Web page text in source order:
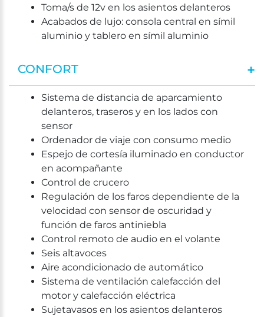
Toma/s de 12v en los asientos delanteros
Acabados de lujo: consola central en símil
aluminio y tablero en símil aluminio
CONFORT
Sistema de distancia de aparcamiento
delanteros, traseros y en los lados con
sensor
Ordenador de viaje con consumo medio
Espejo de cortesía iluminado en conductor
en acompañante
Control de crucero
Regulación de los faros dependiente de la
velocidad con sensor de oscuridad y
función de faros antiniebla
Control remoto de audio en el volante
Seis altavoces
Aire acondicionado de automático
Sistema de ventilación calefacción del
motor y calefacción eléctrica
Sujetavasos en los asientos delanteros